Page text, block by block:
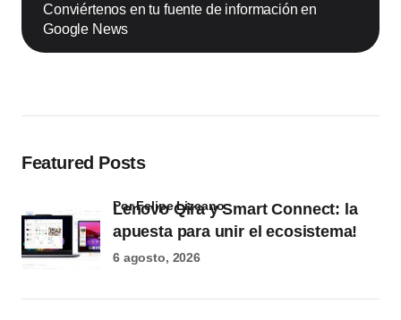
Conviértenos en tu fuente de información en
Google News
Featured Posts
Lenovo Qira y Smart Connect: la
apuesta para unir el ecosistema!
por Felipe Lizcano
6 agosto, 2026